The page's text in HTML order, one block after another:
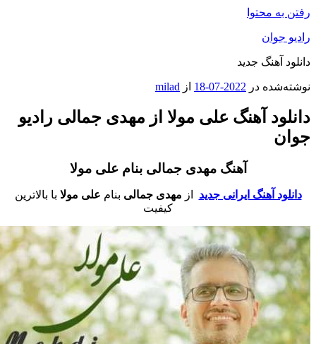
به محتوا
جوان
آهنگ جدید
در 2022-07-18 ازmilad
آهنگ علی مولا از مهدی جمالی رادیو
آهنگ مهدی جمالی بنام علی مولا
دانلود آهنگ ایرانی جدید ازمهدی جمالی بنامعلی مولابا بالاترین
کیفیت